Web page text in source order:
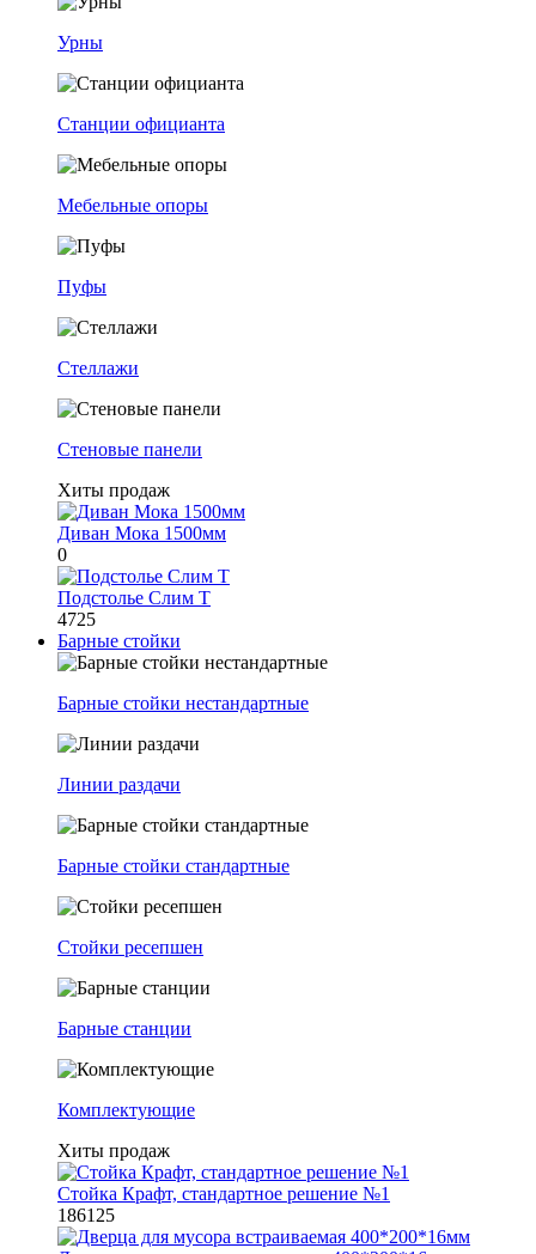
Урны
Станции официанта
Мебельные опоры
Пуфы
Стеллажи
Стеновые панели
Хиты продаж
Диван Мока 1500мм
0
Подстолье Слим Т
4725
Барные стойки
Барные стойки нестандартные
Линии раздачи
Барные стойки стандартные
Стойки ресепшен
Барные станции
Комплектующие
Хиты продаж
Стойка Крафт, стандартное решение №1
186125